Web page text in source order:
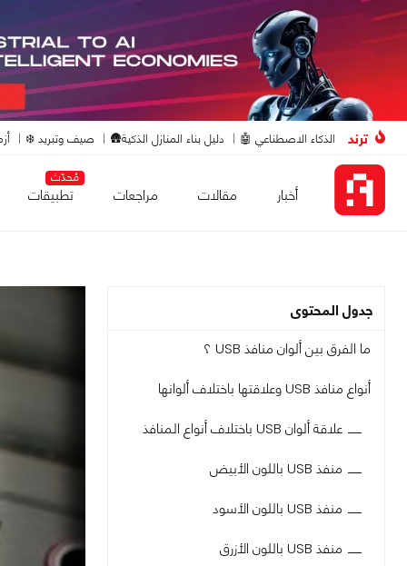
ترند الذكاء الاصطناعي 🤖 دليل بناء المنازل الذكية🛖 صيف وتبريد ❄️
أخبار مقالات مراجعات
مُحدّث
تطبيقات
جدول المحتوى
ما الفرق بين ألوان منافذ USB ؟
أنواع منافذ USB وعلاقتها باختلاف ألوانها
علاقة ألوان USB باختلاف أنواع المنافذ
منفذ USB باللون الأبيض
منفذ USB باللون الأسود
منفذ USB باللون الأزرق